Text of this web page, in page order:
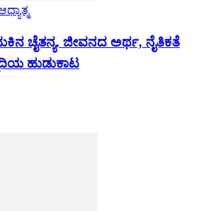
ಚೈತನ್ಯ. ಜೀವನದ ಅರ್ಥ, ನೈತಿಕತೆ
ಹುಡುಕಾಟ